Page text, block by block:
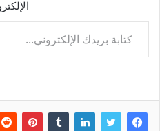
كتابة بريدك الإلكتروني...